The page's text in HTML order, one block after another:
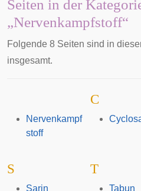
Seiten in der
„Nervenkampfstoff“
Folgende 8 Seiten sind in
insgesamt.
Nervenkampf
stoff
C
S
Sarin
T
Tabun